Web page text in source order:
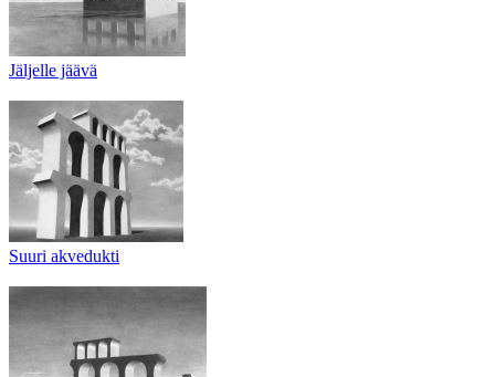
Jäljelle jäävä
Suuri akvedukti